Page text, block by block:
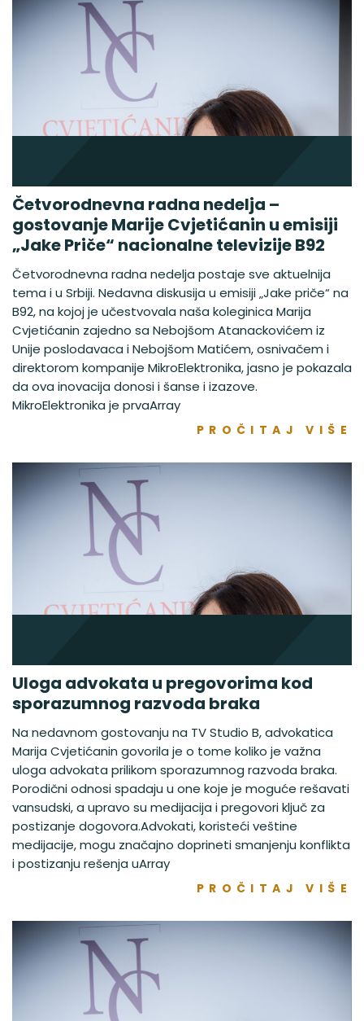
Četvorodnevna radna nedelja –
gostovanje Marije Cvjetićanin u emisiji
„Jake Priče“ nacionalne televizije B92
Četvorodnevna radna nedelja postaje sve aktuelnija
tema i u Srbiji. Nedavna diskusija u emisiji „Jake priče“ na
B92, na kojoj je učestvovala naša koleginica Marija
Cvjetićanin zajedno sa Nebojšom Atanackovićem iz
Unije poslodavaca i Nebojšom Matićem, osnivačem i
direktorom kompanije MikroElektronika, jasno je pokazala
da ova inovacija donosi i šanse i izazove.
MikroElektronika je prvaArray
PROČITAJ VIŠE
Uloga advokata u pregovorima kod
sporazumnog razvoda braka
Na nedavnom gostovanju na TV Studio B, advokatica
Marija Cvjetićanin govorila je o tome koliko je važna
uloga advokata prilikom sporazumnog razvoda braka.
Porodični odnosi spadaju u one koje je moguće rešavati
vansudski, a upravo su medijacija i pregovori ključ za
postizanje dogovora.Advokati, koristeći veštine
medijacije, mogu značajno doprineti smanjenju konflikta
i postizanju rešenja uArray
PROČITAJ VIŠE